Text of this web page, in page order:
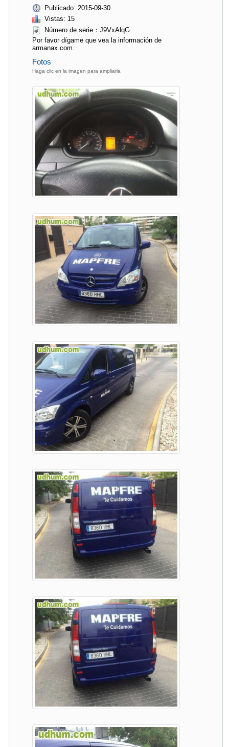
Publicado: 2015-09-30
Vistas: 15
Número de serie：J9VxAlqG
Por favor dígame que vea la información de
armanax.com.
Fotos
Haga clic en la imagen para ampliarla